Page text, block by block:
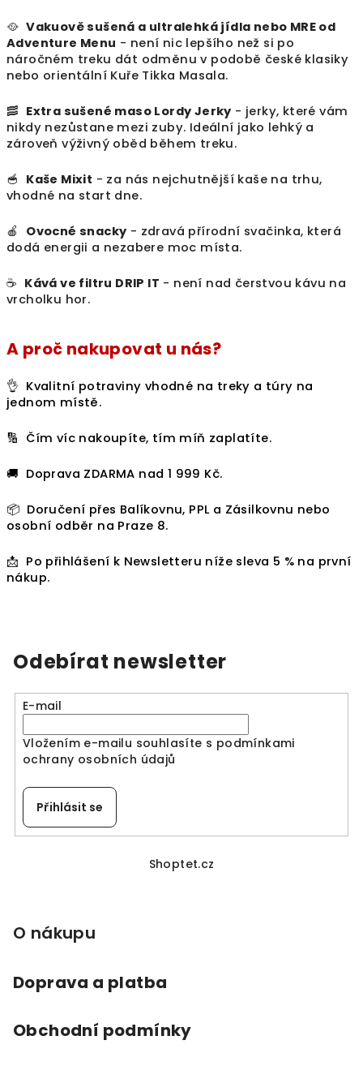
🥘Vakuově sušená a ultralehká jídla nebo MRE od
Adventure Menu - není nic lepšího než si po
náročném treku dát odměnu v podobě české klasiky
nebo orientální Kuře Tikka Masala.
🥓 Extra sušené maso Lordy Jerky - jerky, které vám
nikdy nezůstane mezi zuby. Ideální jako lehký a
zároveň výživný oběd během treku.
🥣 Kaše Mixit - za nás nejchutnější kaše na trhu,
vhodné na start dne.
🍎 Ovocné snacky - zdravá přírodní svačinka, která
dodá energii a nezabere moc místa.
☕️ Kává ve filtru DRIP IT - není nad čerstvou kávu na
vrcholku hor.
A proč nakupovat u nás?
👌 Kvalitní potraviny vhodné na treky a túry na
jednom místě.
🔢 Čím víc nakoupíte, tím míň zaplatíte.
🚚 Doprava ZDARMA nad 1 999 Kč.
📦 Doručení přes Balíkovnu, PPL a Zásilkovnu nebo
osobní odběr na Praze 8.
📩 Po přihlášení k Newsletteru níže sleva 5 % na první
nákup.
Odebírat newsletter
E-mail
Vložením e-mailu souhlasíte s podmínkami
ochrany osobních údajů
Přihlásit se
Shoptet.cz
O nákupu
Doprava a platba
Obchodní podmínky